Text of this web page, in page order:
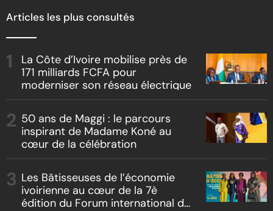
Articles les plus consultés
La Côte d’Ivoire mobilise près de
171 milliards FCFA pour
moderniser son réseau électrique
50 ans de Maggi : le parcours
inspirant de Madame Koné au
cœur de la célébration
Les Bâtisseuses de l’économie
ivoirienne au cœur de la 7è
édition du Forum international du